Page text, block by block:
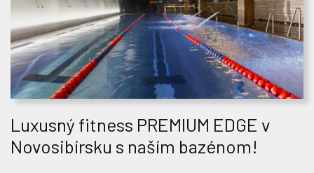
Luxusný fitness PREMIUM EDGE v
Novosibírsku s naším bazénom!